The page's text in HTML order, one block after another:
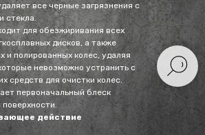
все черные загрязнения с
стекла.
для обезжиривания всех
дисков, а также
и полированных колес, удаляя
невозможно устранить с
средств для очистки колес.
первоначальный блеск
действие